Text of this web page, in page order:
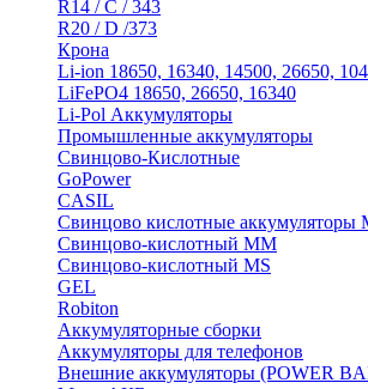
R14 / C / 343
R20 / D /373
Крона
Li-ion 18650, 16340, 14500, 26650,
LiFePO4 18650, 26650, 16340
Li-Pol Аккумуляторы
Промышленные аккумуляторы
Свинцово-Кислотные
GoPower
CASIL
Свинцово кислотные аккумуляторы
Cвинцово-кислотный MM
Cвинцово-кислотный MS
GEL
Robiton
Аккумуляторные сборки
Аккумуляторы для телефонов
Внешние аккумуляторы (POWER